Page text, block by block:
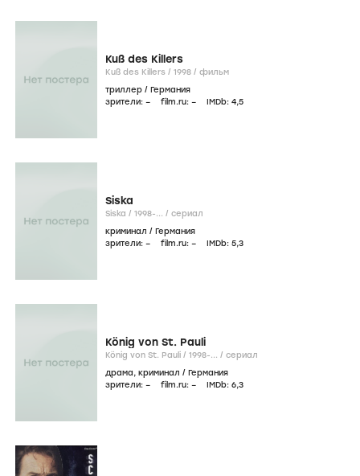
Kuß des Killers
Kuß des Killers / 1998 / фильм
триллер / Германия
зрители: – film.ru: – IMDb: 4,5
Siska
Siska / 1998-... / сериал
криминал / Германия
зрители: – film.ru: – IMDb: 5,3
König von St. Pauli
König von St. Pauli / 1998-... / сериал
драма, криминал / Германия
зрители: – film.ru: – IMDb: 6,3